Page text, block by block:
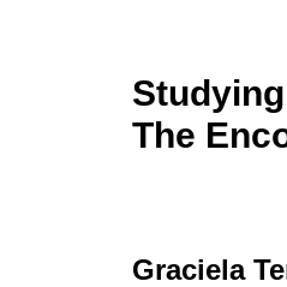
The
Graciela